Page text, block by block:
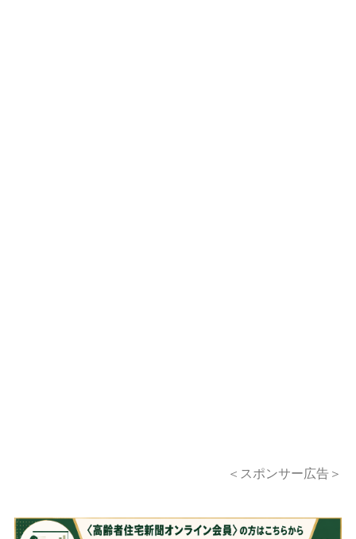
＜スポンサー広告＞